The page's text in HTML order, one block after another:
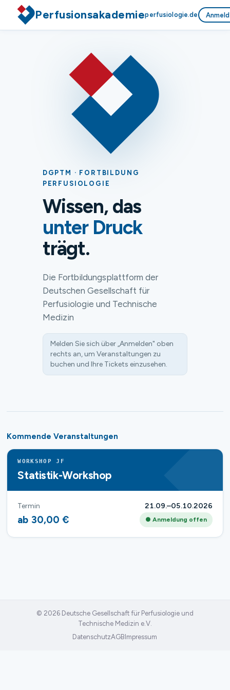
Perfusionsakademieperfusiologie.de
DGPTM · FORTBILDUNG
PERFUSIOLOGIE
Wissen, das
unter Druck
trägt.
Die Fortbildungsplattform der
Deutschen Gesellschaft für
Perfusiologie und Technische
Medizin
Melden Sie sich über „Anmelden" oben
rechts an, um Veranstaltungen zu
buchen und Ihre Tickets einzusehen.
Kommende Veranstaltungen
WORKSHOP JF
Statistik-Workshop
Termin 21.09.–05.10.2026
ab 30,00 € ● Anmeldung offen
© 2026 Deutsche Gesellschaft für Perfusiologie und
Technische Medizin e.V.
DatenschutzAGB Impressum